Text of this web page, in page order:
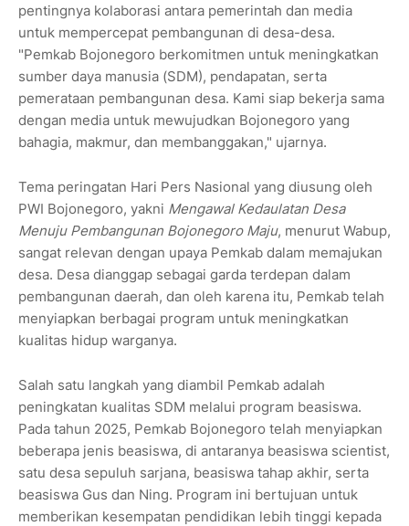
pentingnya kolaborasi antara pemerintah dan media
untuk mempercepat pembangunan di desa-desa.
"Pemkab Bojonegoro berkomitmen untuk meningkatkan
sumber daya manusia (SDM), pendapatan, serta
pemerataan pembangunan desa. Kami siap bekerja sama
dengan media untuk mewujudkan Bojonegoro yang
bahagia, makmur, dan membanggakan," ujarnya.
Tema peringatan Hari Pers Nasional yang diusung oleh
PWI Bojonegoro, yakni Mengawal Kedaulatan Desa
Menuju Pembangunan Bojonegoro Maju, menurut Wabup,
sangat relevan dengan upaya Pemkab dalam memajukan
desa. Desa dianggap sebagai garda terdepan dalam
pembangunan daerah, dan oleh karena itu, Pemkab telah
menyiapkan berbagai program untuk meningkatkan
kualitas hidup warganya.
Salah satu langkah yang diambil Pemkab adalah
peningkatan kualitas SDM melalui program beasiswa.
Pada tahun 2025, Pemkab Bojonegoro telah menyiapkan
beberapa jenis beasiswa, di antaranya beasiswa scientist,
satu desa sepuluh sarjana, beasiswa tahap akhir, serta
beasiswa Gus dan Ning. Program ini bertujuan untuk
memberikan kesempatan pendidikan lebih tinggi kepada